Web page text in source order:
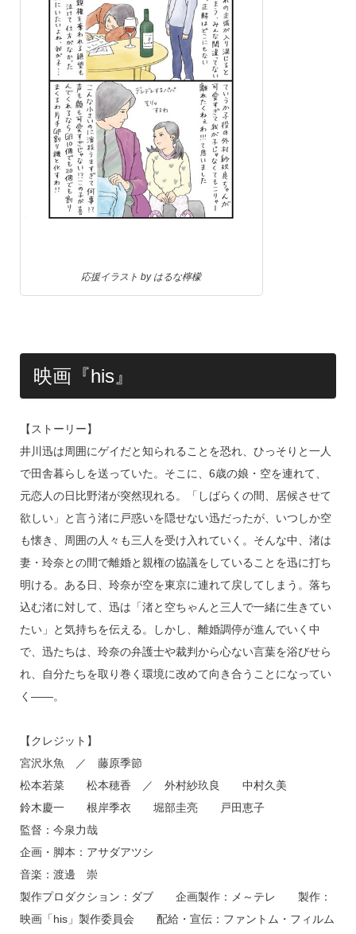
応援イラスト by はるな檸檬
映画『his』
【ストーリー】
井川迅は周囲にゲイだと知られることを恐れ、ひっそりと一人
で田舎暮らしを送っていた。そこに、6歳の娘・空を連れて、
元恋人の日比野渚が突然現れる。「しばらくの間、居候させて
欲しい」と言う渚に戸惑いを隠せない迅だったが、いつしか空
も懐き、周囲の人々も三人を受け入れていく。そんな中、渚は
妻・玲奈との間で離婚と親権の協議をしていることを迅に打ち
明ける。ある日、玲奈が空を東京に連れて戻してしまう。落ち
込む渚に対して、迅は「渚と空ちゃんと三人で一緒に生きてい
たい」と気持ちを伝える。しかし、離婚調停が進んでいく中
で、迅たちは、玲奈の弁護士や裁判から心ない言葉を浴びせら
れ、自分たちを取り巻く環境に改めて向き合うことになってい
く――。
【クレジット】
宮沢氷魚 ／ 藤原季節
松本若菜 松本穂香 ／ 外村紗玖良 中村久美
鈴木慶一 根岸季衣 堀部圭亮 戸田恵子
監督：今泉力哉
企画・脚本：アサダアツシ
音楽：渡邊 崇
製作プロダクション：ダブ 企画製作：メ～テレ 製作：
映画「his」製作委員会 配給・宣伝：ファントム・フィルム